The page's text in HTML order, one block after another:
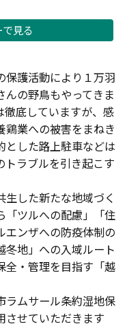
見る
保護活動により１万羽
の野鳥もやってきま
徹底していますが、感
鶏業への被害をまねき
とした路上駐車などは
ラブルを引き起こす
した新たな地域づく
「ツルへの配慮」「住
エンザへの防疫体制の
地」への入域ルート
全・管理を目指す「越
ラムサール条約湿地保
させていただきます